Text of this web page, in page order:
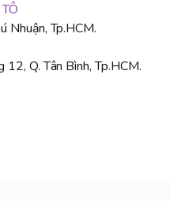
Nhuận, Tp.HCM.
Q. Tân Bình, Tp.HCM.